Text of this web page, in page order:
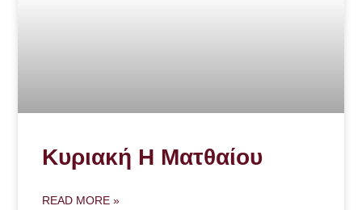
Κυριακή Η Ματθαίου
READ MORE »